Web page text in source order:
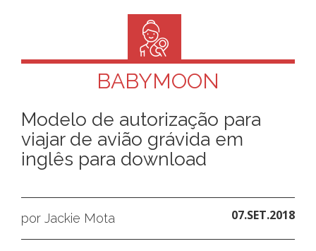
BABYMOON
Modelo de autorização para
viajar de avião grávida em
inglês para download
por Jackie Mota 07.SET.2018